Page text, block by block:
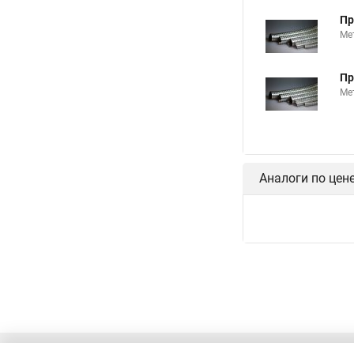
Аналоги по